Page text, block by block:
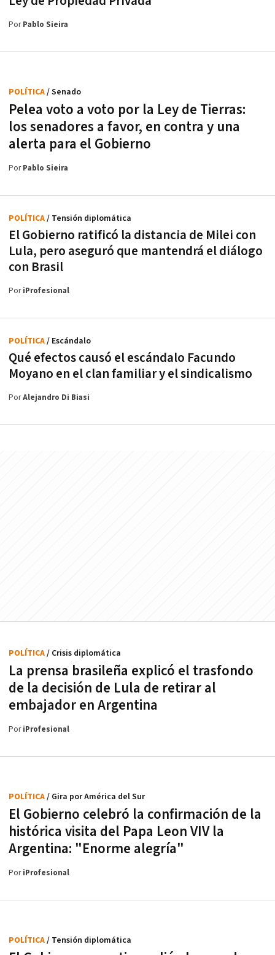
PorPablo Sieira
Pelea voto a voto por la Ley de Tierras:
los senadores a favor, en contra y una
alerta para el Gobierno
POLÍTICA/ Senado
PorPablo Sieira
El Gobierno ratificó la distancia de Milei con
Lula, pero aseguró que mantendrá el diálogo
con Brasil
POLÍTICA/ Tensión diplomática
PoriProfesional
Qué efectos causó el escándalo Facundo
Moyano en el clan familiar y el sindicalismo
POLÍTICA/ Escándalo
PorAlejandro Di Biasi
La prensa brasileña explicó el trasfondo
de la decisión de Lula de retirar al
embajador en Argentina
POLÍTICA/ Crisis diplomática
PoriProfesional
El Gobierno celebró la confirmación de la
histórica visita del Papa Leon VIV la
Argentina: "Enorme alegría"
POLÍTICA/ Gira por América del Sur
PoriProfesional
POLÍTICA/ Tensión diplomática